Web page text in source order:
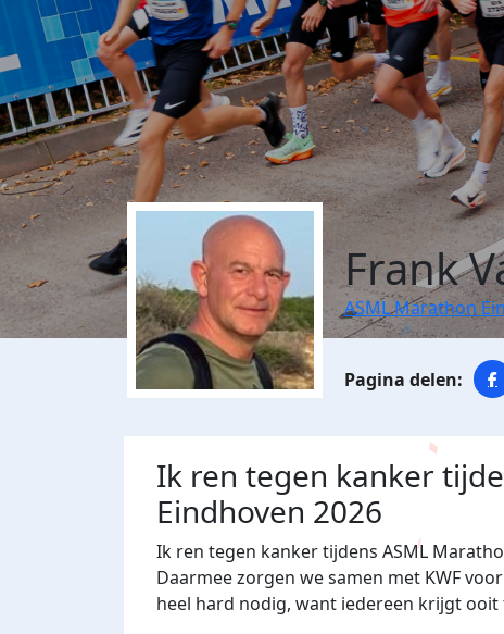
Frank
ASML Marathon
Ik ren tegen kanker
Eindhoven 2026
Ik ren tegen kanker tijdens ASML
Daarmee zorgen we samen met KWF
heel hard nodig, want iedereen krijgt ooit